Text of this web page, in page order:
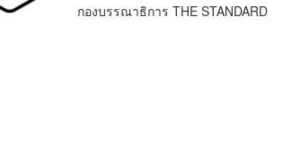
กองบรรณาธิการ THE STANDARD